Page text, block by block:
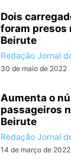
Dois
foram presos
Beirute
Redação Jornal
30 de maio de 2022
Aumenta o
passageiros
Beirute
Redação Jornal
14 de março de 2022